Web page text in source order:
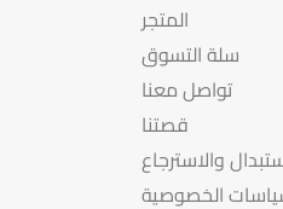
المتجر
سلة التسوق
تواصل معنا
قصتنا
والاسترجاع
الخصوصية​